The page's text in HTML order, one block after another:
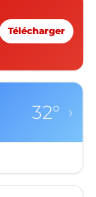
Télécharger
32° ›